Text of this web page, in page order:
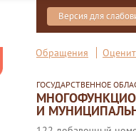
Версия для
Обращения
ГОСУДАРСТВЕННОЕ
И